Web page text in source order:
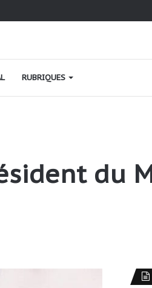
et la qualité
RUBRIQUES
du